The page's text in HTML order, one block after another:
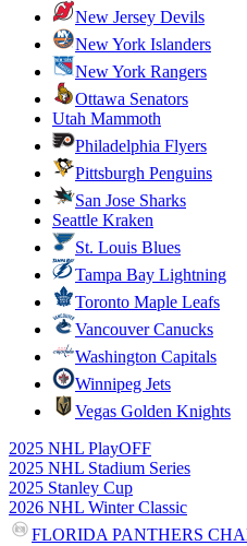
New Jersey Devils
New York Islanders
New York Rangers
Ottawa Senators
Utah Mammoth
Philadelphia Flyers
Pittsburgh Penguins
San Jose Sharks
Seattle Kraken
St. Louis Blues
Tampa Bay Lightning
Toronto Maple Leafs
Vancouver Canucks
Washington Capitals
Winnipeg Jets
Vegas Golden Knights
2025 NHL PlayOFF
2025 NHL Stadium Series
2025 Stanley Cup
2026 NHL Winter Classic
FLORIDA PANTHERS